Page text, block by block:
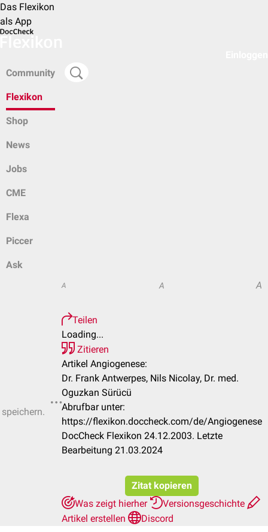
Das Flexikon
als App
Community
Flexikon
Shop
News
Jobs
CME
Flexa
Piccer
Ask
A A A
Teilen
Loading...
Zitieren
Artikel Angiogenese:
Dr. Frank Antwerpes, Nils Nicolay, Dr. med.
Oguzkan Sürücü
Abrufbar unter:
https://flexikon.doccheck.com/de/Angiogenese
DocCheck Flexikon 24.12.2003. Letzte
Bearbeitung 21.03.2024
Zitat kopieren
Was zeigt hierher
Versionsgeschichte
Artikel erstellen
Discord